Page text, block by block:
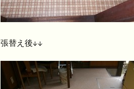
張替え後↓↓